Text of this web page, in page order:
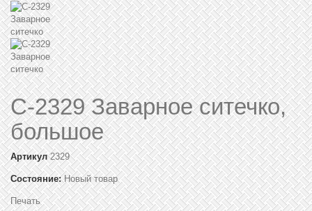
C-2329 Заварное ситечко,
большое
Артикул 2329
Состояние: Новый товар
Печать